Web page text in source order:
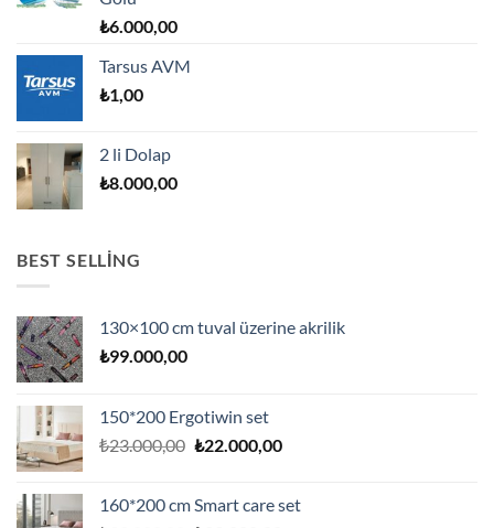
₺6.000,00
Tarsus AVM
₺1,00
2 li Dolap
₺8.000,00
BEST SELLING
130×100 cm tuval üzerine akrilik
₺99.000,00
150*200 Ergotiwin set
₺23.000,00 Orijinal
₺22.000,00Şu
₺22.000,00.
160*200 cm Smart care set